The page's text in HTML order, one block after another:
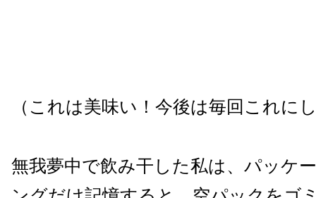
（これは美味い！今後は毎回これに
無我夢中で飲み干した私は、パッケ